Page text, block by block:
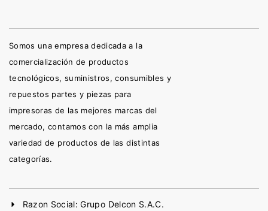
Somos una empresa dedicada a la
comercialización de productos
tecnológicos, suministros, consumibles y
repuestos partes y piezas para
impresoras de las mejores marcas del
mercado, contamos con la más amplia
variedad de productos de las distintas
categorías.
Razon Social: Grupo Delcon S.A.C.